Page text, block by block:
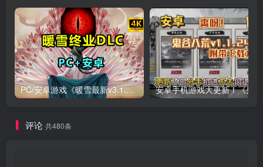
PC/安卓游戏《暖雪最新v3.1.0.1》终业DLC整合版！
评论 共480条